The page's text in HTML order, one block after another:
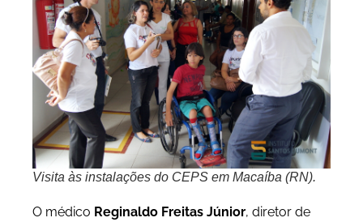
Visita às instalações do CEPS em Macaíba (RN).
O médico Reginaldo Freitas Júnior, diretor de